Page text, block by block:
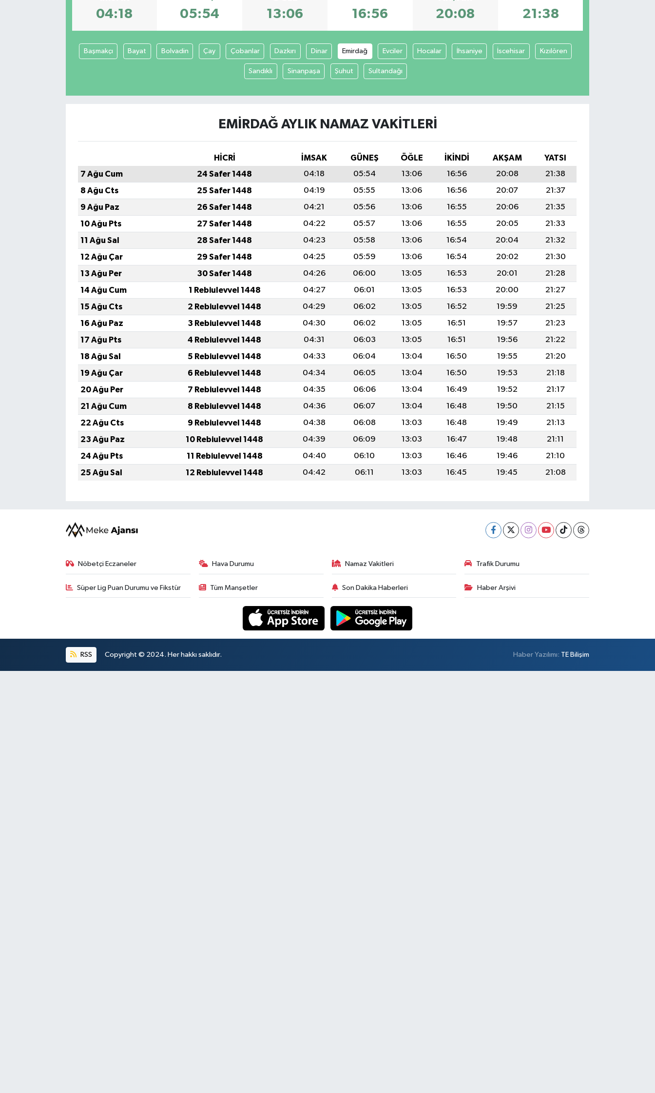
04:18 05:54 13:06 16:56 20:08 21:38
Başmakçı Bayat Bolvadin Çay Çobanlar Dazkırı Dinar Emirdağ Evciler Hocalar İhsaniye İscehisar Kızılören
Sandıklı Sinanpaşa Şuhut Sultandağı
EMIRDAĞ AYLIK NAMAZ VAKITLERI
HİCRİ İMSAK GÜNEŞ ÖĞLE İKINDI AKŞAM
YATSI
7 Ağu Cum
24 Safer 1448 04:18 05:54 13:06 16:56 20:08
21:38
8 Ağu Cts
25 Safer 1448 04:19 05:55 13:06 16:56 20:07
21:37
9 Ağu Paz
26 Safer 1448 04:21 05:56 13:06 16:55 20:06
21:35
10 Ağu Pts
27 Safer 1448 04:22 05:57 13:06 16:55 20:05
21:33
11 Ağu Sal
28 Safer 1448 04:23 05:58 13:06 16:54 20:04
21:32
12 Ağu Çar
29 Safer 1448 04:25 05:59 13:06 16:54 20:02
21:30
13 Ağu Per
30 Safer 1448 04:26 06:00 13:05 16:53 20:01
21:28
14 Ağu Cum
1 Rebiulevvel 1448 04:27 06:01 13:05 16:53 20:00
21:27
15 Ağu Cts
2 Rebiulevvel 1448 04:29 06:02 13:05 16:52 19:59
21:25
16 Ağu Paz
3 Rebiulevvel 1448 04:30 06:02 13:05 16:51 19:57
21:23
17 Ağu Pts
4 Rebiulevvel 1448 04:31 06:03 13:05 16:51 19:56
21:22
18 Ağu Sal
5 Rebiulevvel 1448 04:33 06:04 13:04 16:50 19:55
21:20
19 Ağu Çar
6 Rebiulevvel 1448 04:34 06:05 13:04 16:50 19:53
21:18
20 Ağu Per
7 Rebiulevvel 1448 04:35 06:06 13:04 16:49 19:52
21:17
21 Ağu Cum
8 Rebiulevvel 1448 04:36 06:07 13:04 16:48 19:50
21:15
22 Ağu Cts
9 Rebiulevvel 1448 04:38 06:08 13:03 16:48 19:49
21:13
23 Ağu Paz
10 Rebiulevvel 1448 04:39 06:09 13:03 16:47 19:48
21:11
24 Ağu Pts
11 Rebiulevvel 1448 04:40 06:10 13:03 16:46 19:46
21:10
25 Ağu Sal
12 Rebiulevvel 1448 04:42 06:11 13:03 16:45 19:45 21:08
Nöbetçi Eczaneler Hava Durumu Namaz Vakitleri Trafik Durumu
Süper Lig Puan Durumu ve Fikstür Tüm Manşetler Son Dakika Haberleri Haber Arşivi
RSS Copyright © 2024. Her hakkı saklıdır. Haber Yazılımı: TE Bilişim